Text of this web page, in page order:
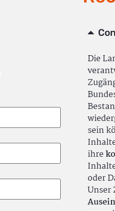
Die
sein
ihre
oder
Unser